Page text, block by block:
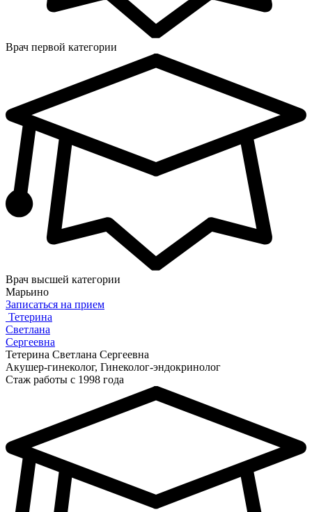
Врач первой категории
Врач высшей категории
Марьино
Записаться на прием
Тетерина
Светлана
Сергеевна
Тетерина Светлана Сергеевна
Акушер-гинеколог, Гинеколог-эндокринолог
Стаж работы с 1998 года